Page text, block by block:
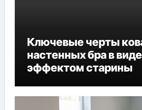
Ключевые черты
настенных бра в
эффектом старины